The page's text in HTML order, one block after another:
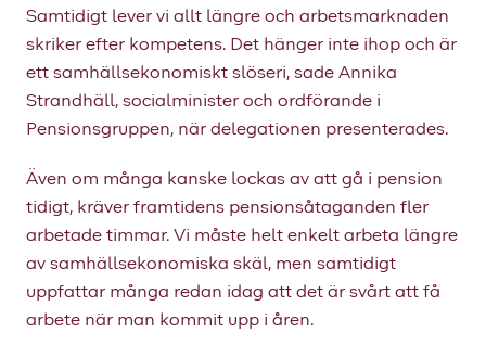
Samtidigt lever vi allt längre och arbetsmarknaden
skriker efter kompetens. Det hänger inte ihop och är
ett samhällsekonomiskt slöseri, sade Annika
Strandhäll, socialminister och ordförande i
Pensionsgruppen, när delegationen presenterades.
Även om många kanske lockas av att gå i pension
tidigt, kräver framtidens pensionsåtaganden fler
arbetade timmar. Vi måste helt enkelt arbeta längre
av samhällsekonomiska skäl, men samtidigt
uppfattar många redan idag att det är svårt att få
arbete när man kommit upp i åren.